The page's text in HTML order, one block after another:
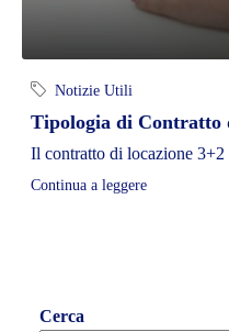
Notizie Utili
Tipologia di Contratto
Il contratto di locazione 3+2
Continua a leggere
Cerca